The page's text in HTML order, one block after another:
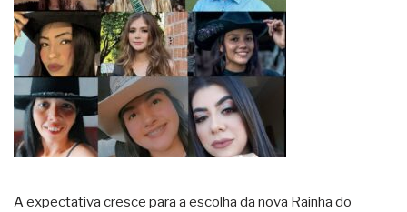
A expectativa cresce para a escolha da nova Rainha do